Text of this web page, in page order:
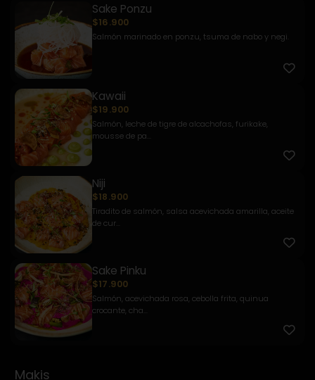
Sake Ponzu
$16.900
Salmón marinado en ponzu, tsuma de nabo y negi.
Kawaii
$19.900
Salmón, leche de tigre de alcachofas, furikake,
mousse de pa...
Niji
$18.900
Tiradito de salmón, salsa acevichada amarilla, aceite
de cur...
Sake Pinku
$17.900
Salmón, acevichada rosa, cebolla frita, quinua
crocante, cha...
Makis